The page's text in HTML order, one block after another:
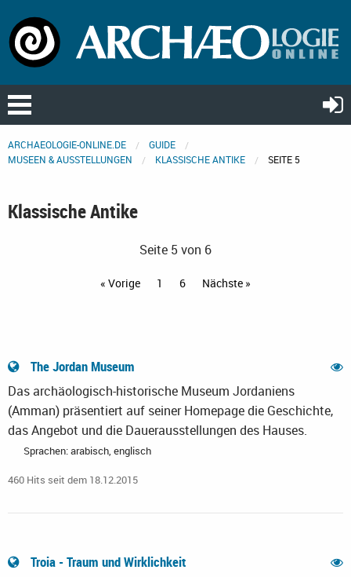
ARCHAEOLOGIE-ONLINE.DE
GUIDE
MUSEEN & AUSSTELLUNGEN
KLASSISCHE ANTIKE SEITE 5
Klassische Antike
Seite 5 von 6
« Vorige 1 6 Nächste »
The Jordan Museum
Das archäologisch-historische Museum Jordaniens
(Amman) präsentiert auf seiner Homepage die Geschichte,
das Angebot und die Dauerausstellungen des Hauses.
Sprachen: arabisch, englisch
460 Hits seit dem 18.12.2015
Troia - Traum und Wirklichkeit